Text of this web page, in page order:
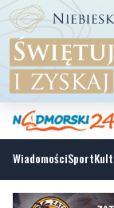
WiadomościSport